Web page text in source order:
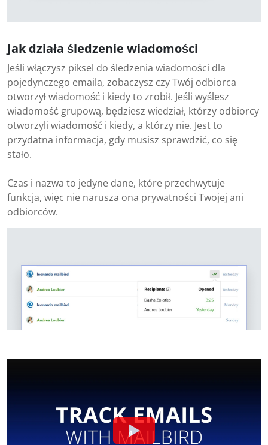
Jak działa śledzenie wiadomości
Jeśli włączysz piksel do śledzenia wiadomości dla
pojedynczego emaila, zobaczysz czy Twój odbiorca
otworzył wiadomość i kiedy to zrobił. Jeśli wyślesz
wiadomość grupową, będziesz wiedział, którzy odbiorcy
otworzyli wiadomość i kiedy, a którzy nie. Jest to
przydatna informacja, gdy musisz sprawdzić, co się
stało.
Czas i nazwa to jedyne dane, które przechwytuje
funkcja, więc nie narusza ona prywatności Twojej ani
odbiorców.